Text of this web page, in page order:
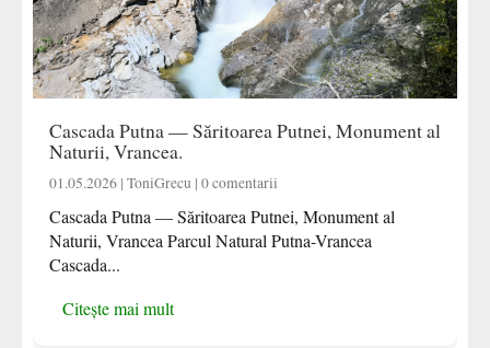
Cascada Putna — Săritoarea Putnei, Monument al
Naturii, Vrancea.
01.05.2026 | ToniGrecu | 0 comentarii
Cascada Putna — Săritoarea Putnei, Monument al
Naturii, Vrancea Parcul Natural Putna-Vrancea
Cascada...
Citește mai mult